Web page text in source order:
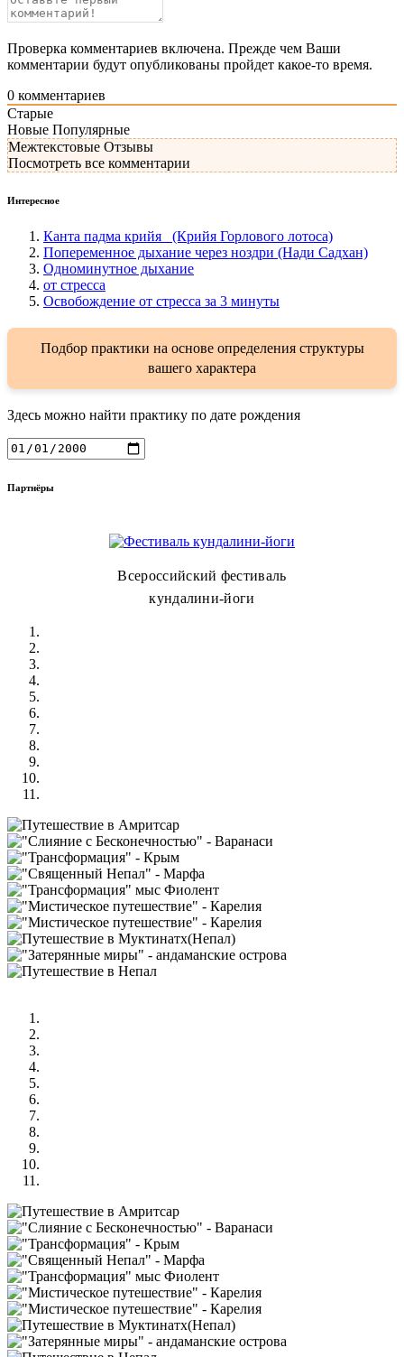
Проверка комментариев включена. Прежде чем Ваши
комментарии будут опубликованы пройдет какое-то время.
0 комментариев
Старые
Новые Популярные
Межтекстовые Отзывы
Посмотреть все комментарии
Интересное
Канта падма крийя (Крийя Горлового лотоса)
Попеременное дыхание через ноздри (Нади Садхан)
Одноминутное дыхание
от стресса
Освобождение от стресса за 3 минуты
Подбор практики на основе определения структуры
вашего характера
Здесь можно найти практику по дате рождения
Партнёры
Всероссийский фестиваль
кундалини-йоги